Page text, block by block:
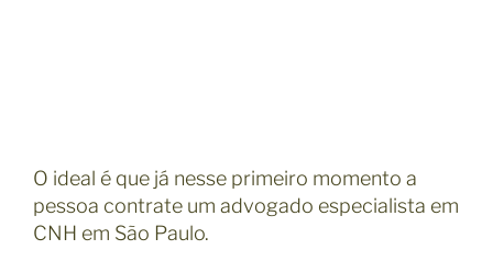
O ideal é que já nesse primeiro momento a
pessoa contrate um advogado especialista em
CNH em São Paulo.